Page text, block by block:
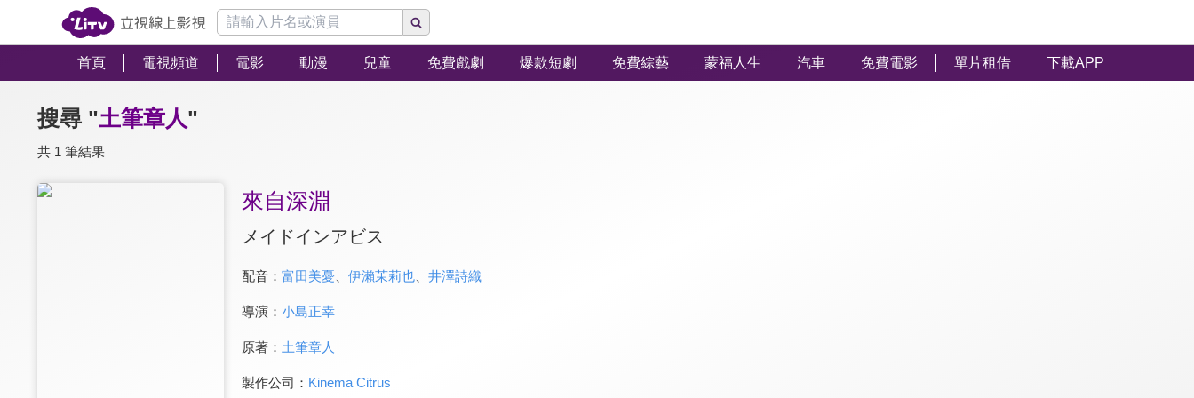
首頁 電視頻道 電影 動漫 兒童 免費戲劇 爆款短劇 免費綜藝 蒙福人生 汽車 免費電影 單片租借 下載APP
搜尋 "土筆章人"
共 1 筆結果
來自深淵
メイドインアビス
配音： 富田美憂、 伊瀨茉莉也、 井澤詩織
導演： 小島正幸
原著： 土筆章人
製作公司： Kinema Citrus